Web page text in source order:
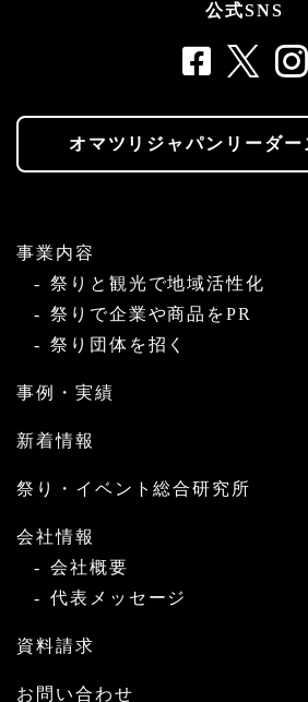
公式SNS
オマツリジャパンリーダー
事業内容
祭りと観光で地域活性化
祭りで企業や商品をPR
祭り団体を招く
事例・実績
新着情報
祭り・イベント総合研究所
会社情報
会社概要
代表メッセージ
資料請求
お問い合わせ